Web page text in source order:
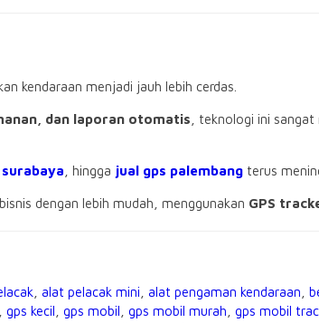
kendaraan menjadi jauh lebih cerdas.
dan laporan otomatis, teknologi ini sangat
, hingga jual gps palembang terus
dengan lebih mudah, menggunakan GPS
, alat pelacak mini, alat pengaman kendaraan,
, gps kecil, gps mobil, gps mobil murah, gps mobil